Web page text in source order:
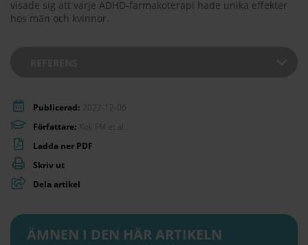
visade sig att varje ADHD-farmakoterapi hade unika effekter
hos män och kvinnor.
Publicerad: 2022-12-06
Författare: Kok FM et al.
Ladda ner PDF
Skriv ut
Dela artikel
ÄMNEN I DEN HÄR ARTIKELN